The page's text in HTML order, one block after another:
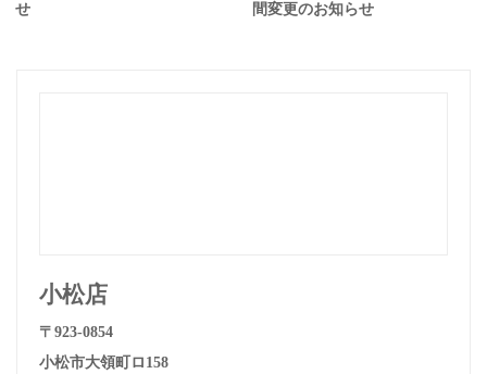
せ
間変更のお知らせ
小松店
〒923-0854
小松市大領町ロ158